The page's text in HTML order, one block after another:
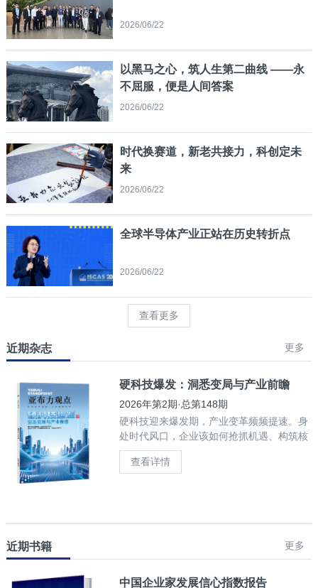
2026/06/22
以黑马之心，筑人生第二曲线 ——永
不屈服，便是人间答案
2026/06/22
时代换赛道，新老共接力，科创定未
来
2026/06/22
全球半导体产业正站在历史转折点
2026/06/22
查看更多
近期杂志 更多
硬科技爆发：洞悉变局与产业前瞻
2026年第2期·总第148期
硬科技迎来爆发期，产业变革频频提速。身
处时代风口，企业该如何抢抓机遇、构筑核
心竞争力？
查看详情
近期书籍 更多
中国企业家发展信心指数报告